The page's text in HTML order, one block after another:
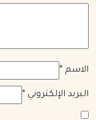
الاسم *
البريد الإلكتروني *